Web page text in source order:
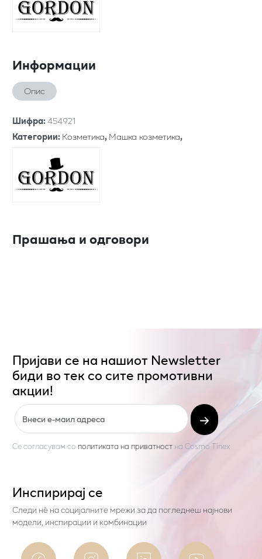
Информации
Опис
Шифра:454921
Категории:Козметика,Машка козметика,
Прашања и одговори
Пријави се на нашиот Newsletter
биди во тек со сите промотивни
акции!
Се согласувам со политиката на приватност на Cosmo Tinex
Инспирирај се
Следи нѐ на социјалните мрежи за да погледнеш најнови
модели, инспирации и комбинации